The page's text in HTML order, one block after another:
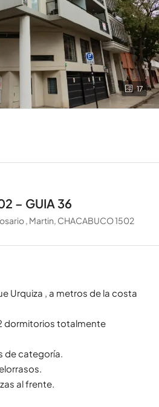
17
– GUIA 36
, Martin, CHACABUCO 1502
Urquiza , a metros de la costa
dormitorios totalmente
de categoría.
al frente.